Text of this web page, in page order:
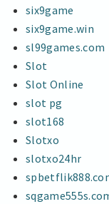
six9game
six9game.win
sl99games.com
Slot
Slot Online
slot pg
slot168
Slotxo
slotxo24hr